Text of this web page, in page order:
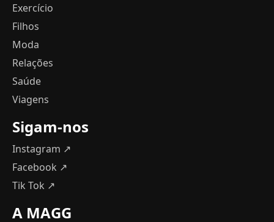
Exercício
Filhos
Moda
Relações
Saúde
Viagens
Sigam-nos
Instagram ↗
Facebook ↗
Tik Tok ↗
A MAGG